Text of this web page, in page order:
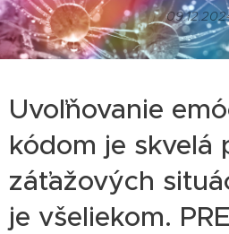
Uvoľňovanie
kódom je skvelá
záťažových
je všeliekom.